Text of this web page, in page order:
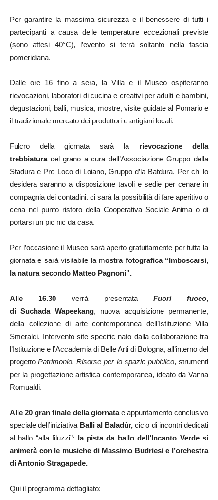
Per garantire la massima sicurezza e il benessere di tutti i
partecipanti a causa delle temperature eccezionali previste
(sono attesi 40°C), l’evento si terrà soltanto nella fascia
pomeridiana.
Dalle ore 16 fino a sera, la Villa e il Museo ospiteranno
rievocazioni, laboratori di cucina e creativi per adulti e bambini,
degustazioni, balli, musica, mostre, visite guidate al Pomario e
il tradizionale mercato dei produttori e artigiani locali.
Fulcro della giornata sarà la rievocazione della
trebbiaturadel grano a cura dell’Associazione Gruppo della
Stadura e Pro Loco di Loiano, Gruppo d’la Batdura. Per chi lo
desidera saranno a disposizione tavoli e sedie per cenare in
compagnia dei contadini, ci sarà la possibilità di fare aperitivo o
cena nel punto ristoro della Cooperativa Sociale Anima o di
portarsi un pic nic da casa.
Per l’occasione il Museo sarà aperto gratuitamente per tutta la
giornata e sarà visitabile la mostra fotografica “Imboscarsi,
la natura secondo Matteo Pagnoni”.
Alle 16.30 verrà presentata Fuori fuoco,
di Suchada Wapeekang, nuova acquisizione permanente,
della collezione di arte contemporanea dell’Istituzione Villa
Smeraldi. Intervento site specific nato dalla collaborazione tra
l’Istituzione e l’Accademia di Belle Arti di Bologna, all’interno del
progettoPatrimonio. Risorse per lo spazio pubblico, strumenti
per la progettazione artistica contemporanea, ideato da Vanna
Romualdi.
Alle20gran finale della giornata e appuntamento conclusivo
speciale dell’iniziativa Balli al Baladùr, ciclo di incontri dedicati
al ballo “alla filuzzi”: la pista da ballo dell’Incanto Verde si
animerà con le musiche di Massimo Budriesi e l’orchestra
di Antonio Stragapede.
Qui il programma dettagliato: